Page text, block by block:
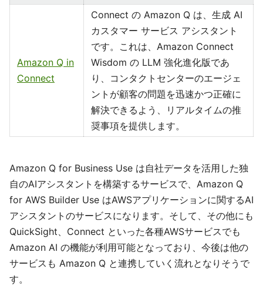
Amazon Q in
Connect
Connect の Amazon Q は、生成 AI
カスタマー サービス アシスタント
です。これは、Amazon Connect
Wisdom の LLM 強化進化版であ
り、コンタクトセンターのエージェ
ントが顧客の問題を迅速かつ正確に
解決できるよう、リアルタイムの推
奨事項を提供します。
Amazon Q for Business Use は自社データを活用した独
自のAIアシスタントを構築するサービスで、Amazon Q
for AWS Builder Use はAWSアプリケーションに関するAI
アシスタントのサービスになります。そして、その他にも
QuickSight、Connect といった各種AWSサービスでも
Amazon AI の機能が利用可能となっており、今後は他の
サービスも Amazon Q と連携していく流れとなりそうで
す。